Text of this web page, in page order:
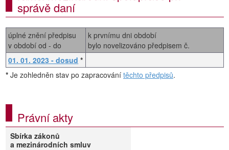
správě daní
úplné znění předpisu
v období od - do
k prvnímu dni období
bylo novelizováno předpisem č.
01. 01. 2023 - dosud *
* Je zohledněn stav po zapracování těchto předpisů.
Právní akty
Sbírka zákonů
a mezinárodních smluv